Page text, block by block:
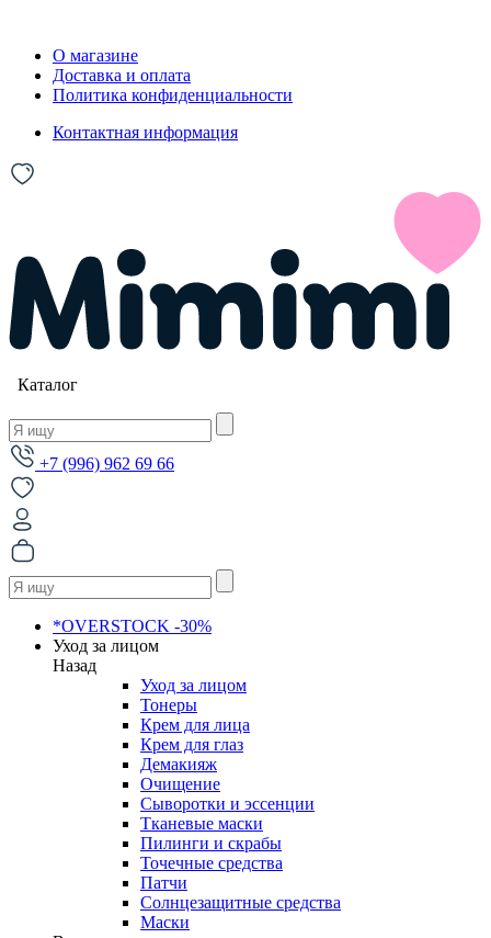
О магазине
Доставка и оплата
Политика конфиденциальности
Контактная информация
Каталог
+7 (996) 962 69 66
*OVERSTOCK -30%
Уход за лицом
Назад
Уход за лицом
Тонеры
Крем для лица
Крем для глаз
Демакияж
Очищение
Сыворотки и эссенции
Тканевые маски
Пилинги и скрабы
Точечные средства
Патчи
Солнцезащитные средства
Маски